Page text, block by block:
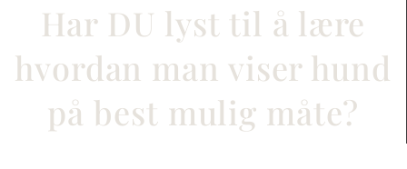
Har DU lyst til å lære
hvordan man viser hund
på best mulig måte?